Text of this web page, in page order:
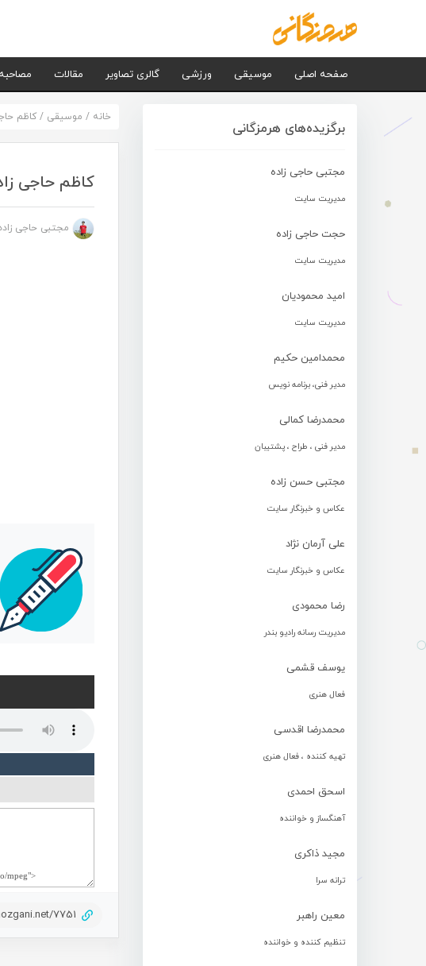
صفحه اصلی موسیقی ورزشی گالری تصاویر مقالات مصاحبه
برگزیده‌های هرمزگانی
مجتبی حاجی زاده
مدیریت سایت
حجت حاجی زاده
مدیریت سایت
امید محمودیان
مدیریت سایت
محمدامین حکیم
مدیر فنی، برنامه نویس
محمدرضا کمالی
مدیر فنی ، طراح ، پشتیبان
مجتبی حسن زاده
عکاس و خبرنگار سایت
علی آرمان نژاد
عکاس و خبرنگار سایت
رضا محمودی
مدیریت رسانه رادیو بندر
یوسف قشمی
فعال هنری
محمدرضا اقدسی
تهیه کننده ، فعال هنری
اسحق احمدی
آهنگساز و خواننده
مجید ذاکری
ترانه سرا
معین راهبر
تنظیم کننده و خواننده
خانه / موسیقی / کاظم
کاظم حاجی
مجتبی حاجی
7751